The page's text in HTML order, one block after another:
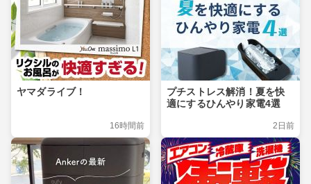
ヤマダライブ！
16時間前
プチストレス解消！夏を快
適にするひんやり家電4選
2日前